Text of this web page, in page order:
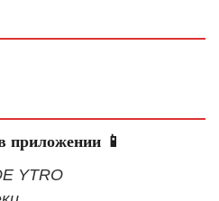
приложении 📱
YTRO